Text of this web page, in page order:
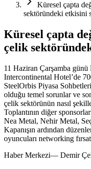
Küresel çapta
sektöründeki etkisini
Küresel çapta
çelik
11 Haziran Çarşamba
Intercontinental Hotel’de
SteelOrbis Piyasa
olduğu temel sorunlar ve
çelik sektörünün nasıl
Toplantının diğer
Nea Metal, Nehir Metal,
Kapanışın ardından
oyuncuları networking
Haber Merkezi— Demir